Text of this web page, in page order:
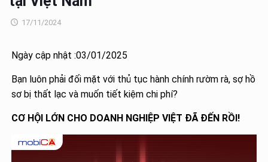
17/11/2024
Ngày cập nhật :03/01/2025
Bạn luôn phải đối mặt với thủ tục hành chính rườm rà, sợ hồ
sơ bị thất lạc và muốn tiết kiệm chi phí?
CƠ HỘI LỚN CHO DOANH NGHIỆP VIỆT ĐÃ ĐẾN RỒI!